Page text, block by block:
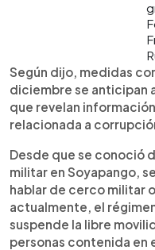
Según dijo, medidas
diciembre se anticipan
que revelan
relacionada a
Desde que se conoció
militar en Soyapango,
hablar de cerco militar
actualmente, el
suspende la libre
personas contenida en